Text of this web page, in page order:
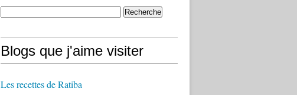
Blogs que j'aime visiter
Les recettes de Ratiba